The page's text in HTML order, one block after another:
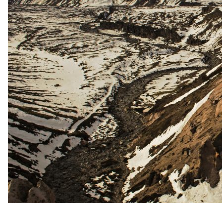
Contenido Patrocinado